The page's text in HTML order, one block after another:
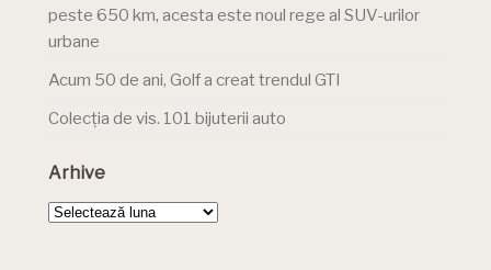
peste 650 km, acesta este noul rege al SUV-urilor
urbane
Acum 50 de ani, Golf a creat trendul GTI
Colecția de vis. 101 bijuterii auto
Arhive
Arhive